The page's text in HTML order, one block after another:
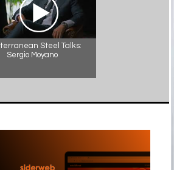
Steel Talks:
Sergio Moyano